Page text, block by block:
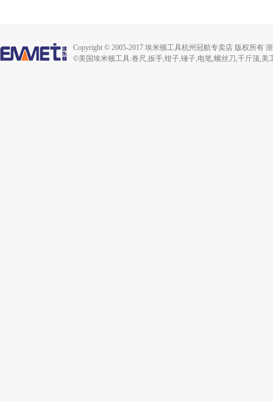
Copyright © 2005-2017 埃米顿工具杭州冠航专卖店 版权所有
©美国埃米顿工具:卷尺,扳手,钳子,锤子,电笔,螺丝刀,千斤顶,